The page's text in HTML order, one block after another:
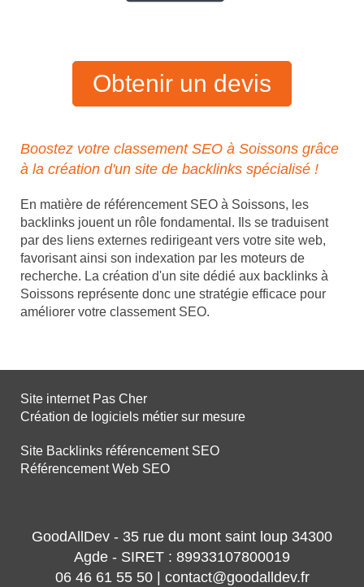
Obtenir un devis
Boostez votre classement SEO à Soissons grâce
à la création d'un site de backlinks spécialisé !
En matière de référencement SEO à Soissons, les
backlinks jouent un rôle fondamental. Ils se traduisent
par des liens externes redirigeant vers votre site web,
favorisant ainsi son indexation par les moteurs de
recherche. La création d'un site dédié aux backlinks à
Soissons représente donc une stratégie efficace pour
améliorer votre classement SEO.
Site internet Pas Cher
Création de logiciels métier sur mesure
Site Backlinks référencement SEO
Référencement Web SEO
GoodAllDev - 35 rue du mont saint loup 34300
Agde - SIRET : 89933107800019
06 46 61 55 50 | contact@goodalldev.fr